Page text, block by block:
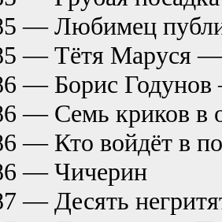
— Любимец
— Тётя Маруся
— Борис
— Семь криков в
— Кто войдёт в
— Чичерин
— Десять